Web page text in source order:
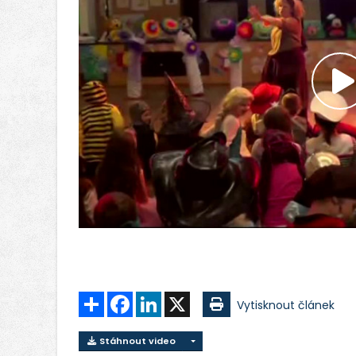
Sdílet FacebookLinkedIn Vytisknout článek
Stáhnout video